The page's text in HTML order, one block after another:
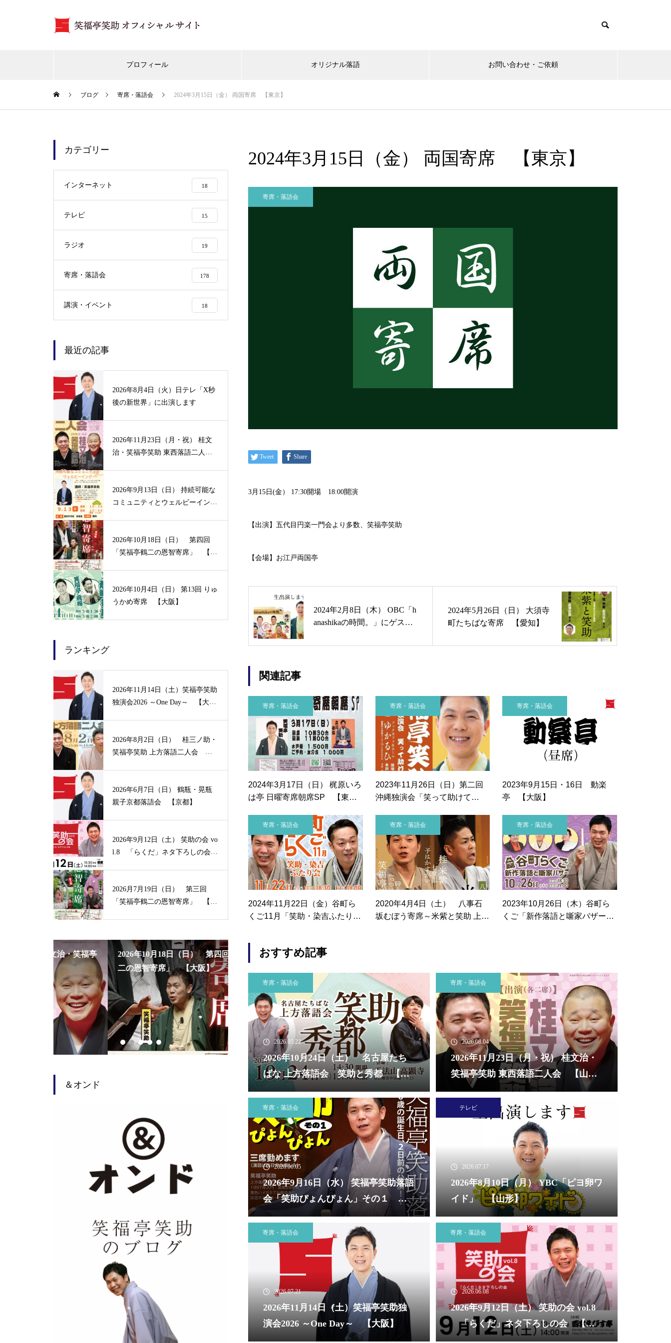
プロフィール オリジナル落語 お問い合わせ・ご依頼
ブログ 寄席・落語会 2024年3月15日（金） 両国寄席 【東京】
2024年3月15日（金） 両国寄席 【東京】
寄席・落語会
Tweet Share
3月15日(金） 17:30開場 18:00開演
【出演】五代目円楽一門会より多数、笑福亭笑助
【会場】お江戸両国亭
2024年2月8日（木） OBC「h
anashikaの時間。」にゲスト
2024年5月26日（日） 大須寺
町たちばな寄席 【愛知】
関連記事
寄席・落語会
2024年3月17日（日） 梶原いろ
は亭 日曜寄席朝席SP 【東
寄席・落語会
2023年11月26日（日）第二回
沖縄独演会「笑って助けて
寄席・落語会
2023年9月15日・16日 動楽
亭 【大阪】
寄席・落語会
2024年11月22日（金）谷町ら
くご11月「笑助・染吉ふたり
寄席・落語会
2020年4月4日（土） 八事石
坂むぼう寄席～米紫と笑助 上方
寄席・落語会
2023年10月26日（木）谷町ら
くご「新作落語と噺家バザー」
おすすめ記事
寄席・落語会
2026.05.22
2026年10月24日（土） 名古屋たち
ばな 上方落語会 笑助と秀都 【愛
知】
寄席・落語会
2026.08.04
2026年11月23日（月・祝） 桂文治・
笑福亭笑助 東西落語二人会 【山
形】
寄席・落語会
2026.06.05
2026年9月16日（水） 笑福亭笑助落語
会「笑助ぴょんぴょん」その１
【愛知】
テレビ
2026.07.17
2026年8月10日（月） YBC「ピヨ卵ワ
イド」 【山形】
寄席・落語会
2026.07.21
2026年11月14日（土）笑福亭笑助独
演会2026 ～One Day～ 【大阪】
寄席・落語会
2026.06.08
2026年9月12日（土） 笑助の会 vol.8
「らくだ」ネタ下ろしの会 【兵
庫】
カテゴリー
インターネット 18
テレビ 15
ラジオ 19
寄席・落語会 178
講演・イベント 18
最近の記事
2026年8月4日（火）日テレ「X秒
後の新世界」に出演します
2026年11月23日（月・祝） 桂文
治・笑福亭笑助 東西落語二人
2026年9月13日（日） 持続可能な
コミュニティとウェルビーイン
2026年10月18日（日） 第四回
「笑福亭鶴二の恩智寄席」 【大
2026年10月4日（日） 第13回 りゅ
うかめ寄席 【大阪】
ランキング
2026年11月14日（土）笑福亭笑助
独演会2026 ～One Day～ 【大
2026年8月2日（日） 桂三ノ助・
笑福亭笑助 上方落語二人会
2026年6月7日（日） 鶴瓶・晃瓶
親子京都落語会 【京都】
2026年9月12日（土） 笑助の会 vo
l.8 「らくだ」ネタ下ろしの会
2026月7月19日（日） 第三回
「笑福亭鶴二の恩智寄席」 【大
2026年10月18日（日） 第四回「笑福亭鶴
二の恩智寄席」 【大阪】
2026年10月4日（日） 第13回 りゅうかめ寄
＆オンド